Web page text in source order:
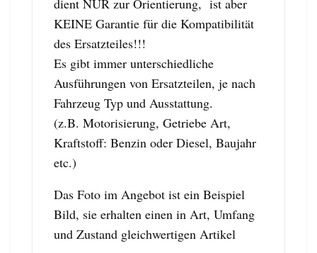
KEINE Garantie für die Kompatibilität
des Ersatzteiles!!!
Es gibt immer unterschiedliche
Ausführungen von Ersatzteilen, je nach
Fahrzeug Typ und Ausstattung.
(z.B. Motorisierung, Getriebe Art,
Kraftstoff: Benzin oder Diesel, Baujahr
etc.)
Das Foto im Angebot ist ein Beispiel
Bild, sie erhalten einen in Art, Umfang
und Zustand gleichwertigen Artikel